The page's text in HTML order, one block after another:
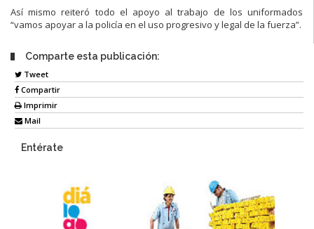
Así mismo reiteró todo el apoyo al trabajo de los uniformados
“vamos apoyar a la policía en el uso progresivo y legal de la fuerza”.
Comparte esta publicación:
Tweet
Compartir
Imprimir
Mail
Entérate